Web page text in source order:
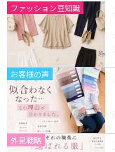
ファッション豆知識
お客様の声
外見戦略